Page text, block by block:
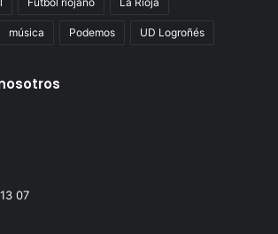
música Podemos UD Logroñés
07